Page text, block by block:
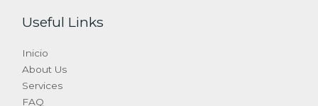
Useful Links
Inicio
About Us
Services
FAQ